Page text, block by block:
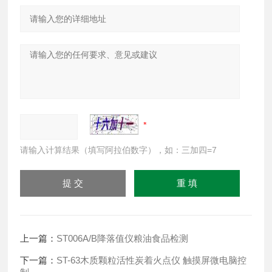
请输入计算结果（填写阿拉伯数字），如：三加四=7
上一篇： ST006A/B降落值仪粮油食品检测
下一篇： ST-63木质颗粒活性炭着火点仪 触摸屏微电脑控